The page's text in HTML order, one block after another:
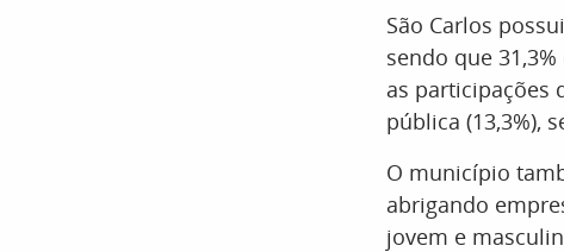
São Carlos
sendo que
as participações
pública (13,3%),
O município
abrigando
jovem e